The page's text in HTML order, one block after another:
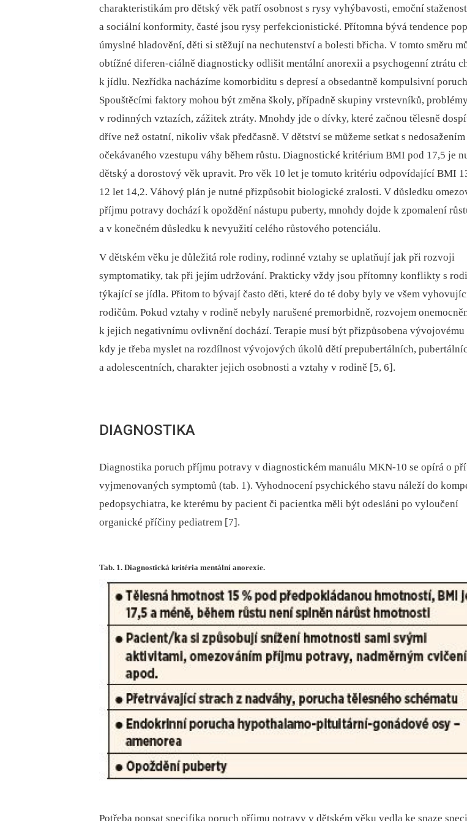
charakteristikám pro dětský věk patří osobnost s rysy vyhýbavosti, emoční
a sociální konformity, časté jsou rysy perfekcionistické. Přítomna bývá tendence
úmyslné hladovění, děti si stěžují na nechutenství a bolesti břicha. V tomto směru
obtížné diferen-ciálně diagnosticky odlišit mentální anorexii a psychogenní ztrátu
k jídlu. Nezřídka nacházíme komorbiditu s depresí a obsedantně kompulsivní
Spouštěcími faktory mohou být změna školy, případně skupiny vrstevníků,
v rodinných vztazích, zážitek ztráty. Mnohdy jde o dívky, které začnou tělesně
dříve než ostatní, nikoliv však předčasně. V dětství se můžeme setkat s nedosažením
očekávaného vzestupu váhy během růstu. Diagnostické kritérium BMI pod 17,5 je
dětský a dorostový věk upravit. Pro věk 10 let je tomuto kritériu odpovídající BMI
12 let 14,2. Váhový plán je nutné přizpůsobit biologické zralosti. V důsledku
příjmu potravy dochází k opoždění nástupu puberty, mnohdy dojde k zpomalení
a v konečném důsledku k nevyužití celého růstového potenciálu.
V dětském věku je důležitá role rodiny, rodinné vztahy se uplatňují jak při rozvoji
symptomatiky, tak při jejím udržování. Prakticky vždy jsou přítomny konflikty s
týkající se jídla. Přitom to bývají často děti, které do té doby byly ve všem
rodičům. Pokud vztahy v rodině nebyly narušené premorbidně, rozvojem
k jejich negativnímu ovlivnění dochází. Terapie musí být přizpůsobena vývojovému
kdy je třeba myslet na rozdílnost vývojových úkolů dětí prepubertálních,
a adolescentních, charakter jejich osobnosti a vztahy v rodině [5, 6].
DIAGNOSTIKA
Diagnostika poruch příjmu potravy v diagnostickém manuálu MKN-10 se opírá o
vyjmenovaných symptomů (tab. 1). Vyhodnocení psychického stavu náleží do
pedopsychiatra, ke kterému by pacient či pacientka měli být odesláni po vyloučení
organické příčiny pediatrem [7].
Tab. 1. Diagnostická kritéria mentální anorexie.
Potřeba popsat specifika poruch příjmu potravy v dětském věku vedla ke snaze